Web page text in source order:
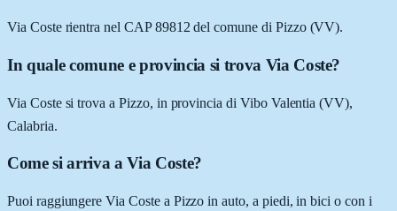
Via Coste rientra nel CAP 89812 del comune di Pizzo (VV).
In quale comune e provincia si trova Via Coste?
Via Coste si trova a Pizzo, in provincia di Vibo Valentia (VV),
Calabria.
Come si arriva a Via Coste?
Puoi raggiungere Via Coste a Pizzo in auto, a piedi, in bici o con i